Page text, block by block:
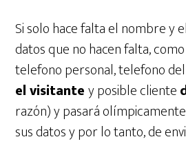
Si solo hace falta el nombre y
datos que no hacen falta,
telefono personal, telefono
el visitantey posible cliente
razón) y pasará
sus datos y por lo tanto, de